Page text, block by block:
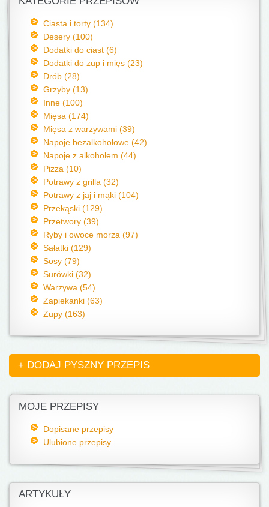
Ciasta i torty (134)
Desery (100)
Dodatki do ciast (6)
Dodatki do zup i mięs (23)
Drób (28)
Grzyby (13)
Inne (100)
Mięsa (174)
Mięsa z warzywami (39)
Napoje bezalkoholowe (42)
Napoje z alkoholem (44)
Pizza (10)
Potrawy z grilla (32)
Potrawy z jaj i mąki (104)
Przekąski (129)
Przetwory (39)
Ryby i owoce morza (97)
Sałatki (129)
Sosy (79)
Surówki (32)
Warzywa (54)
Zapiekanki (63)
Zupy (163)
+ DODAJ PYSZNY PRZEPIS
MOJE PRZEPISY
Dopisane przepisy
Ulubione przepisy
ARTYKUŁY